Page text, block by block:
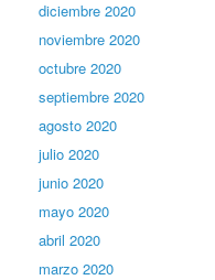
diciembre 2020
noviembre 2020
octubre 2020
septiembre 2020
agosto 2020
julio 2020
junio 2020
mayo 2020
abril 2020
marzo 2020